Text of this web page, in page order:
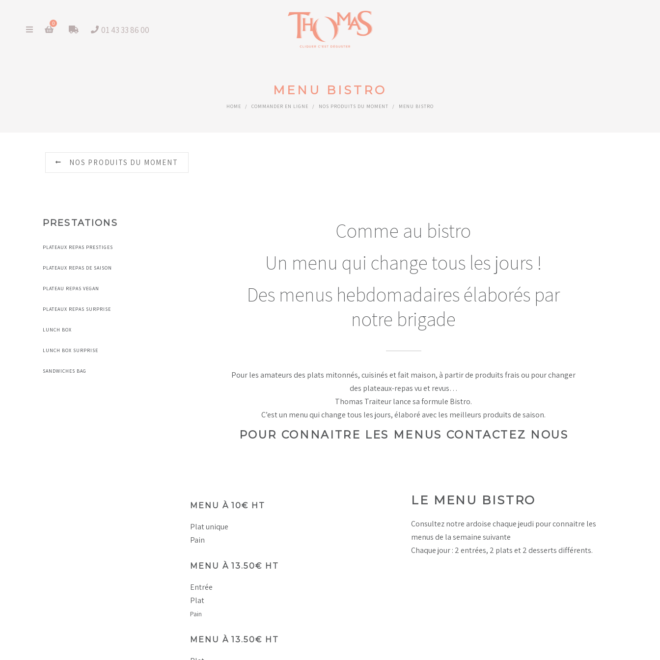
0
01 43 33 86 00
MENU BISTRO
HOME / COMMANDER EN LIGNE / NOS PRODUITS DU MOMENT / MENU BISTRO
NOS PRODUITS DU MOMENT
Comme au bistro
Un menu qui change tous les jours !
Des menus hebdomadaires élaborés par
notre brigade
Pour les amateurs des plats mitonnés, cuisinés et fait maison, à partir de produits frais ou pour changer
des plateaux-repas vu et revus…
Thomas Traiteur lance sa formule Bistro.
C’est un menu qui change tous les jours, élaboré avec les meilleurs produits de saison.
POUR CONNAITRE LES MENUS CONTACTEZ NOUS
MENU À 10€ HT
Plat unique
Pain
MENU À 13.50€ HT
Entrée
Plat
Pain
MENU À 13.50€ HT
LE MENU BISTRO
Consultez notre ardoise chaque jeudi pour connaitre les
menus de la semaine suivante
Chaque jour : 2 entrées, 2 plats et 2 desserts différents.
PRESTATIONS
PLATEAUX REPAS PRESTIGES
PLATEAUX REPAS DE SAISON
PLATEAU REPAS VEGAN
PLATEAUX REPAS SURPRISE
LUNCH BOX
LUNCH BOX SURPRISE
SANDWICHES BAG